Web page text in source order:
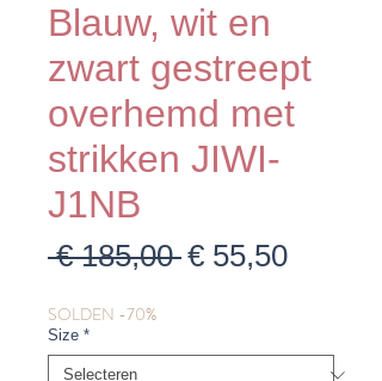
Blauw, wit en
zwart gestreept
overhemd met
strikken JIWI-
J1NB
€ 185,00 Normale
€ 55,50
SOLDEN -70%
Size *